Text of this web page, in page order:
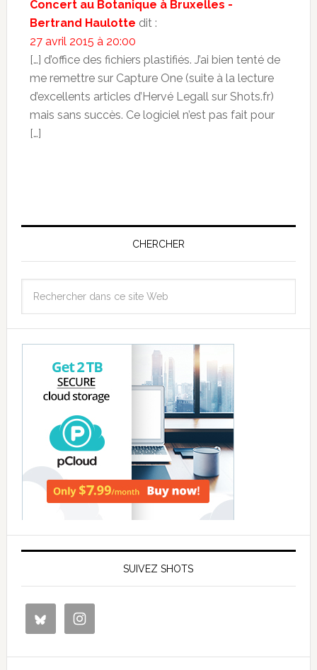
Concert au Botanique à Bruxelles -
Bertrand Haulotte dit :
27 avril 2015 à 20:00
[…] d’office des fichiers plastifiés. J’ai bien tenté de
me remettre sur Capture One (suite à la lecture
d’excellents articles d’Hervé Legall sur Shots.fr)
mais sans succès. Ce logiciel n’est pas fait pour
[…]
CHERCHER
SUIVEZ SHOTS